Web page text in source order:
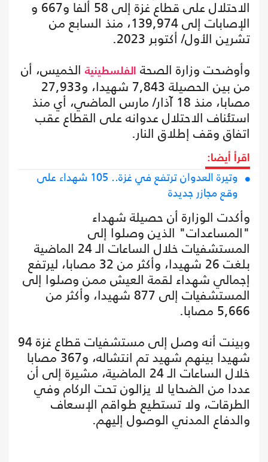
الاحتلال على قطاع غزة إلى 58 ألفا و667 و
الإصابات إلى 139,974، منذ السابع من
تشرين الأول/ أكتوبر 2023.
وأوضحت وزارة الصحة
الفلسطينية الخميس، أن
من بين الحصيلة 7,843 شهيدا، و27,933
مصابا، منذ 18 آذار/ مارس الماضي، أي منذ
استئناف الاحتلال عدوانه على القطاع عقب
اتفاق وقف إطلاق النار.
اقرأ أيضا:
وتيرة العدوان ترتفع في غزة.. 105 شهداء على
وقع مجازر جديدة
وأكدت الوزارة أن حصيلة شهداء
"المساعدات" الذين وصلوا إلى
المستشفيات خلال الساعات الـ 24 الماضية
بلغت 26 شهيدا، وأكثر من 32 مصابا، ليرتفع
إجمالي شهداء لقمة العيش ممن وصلوا إلى
المستشفيات إلى 877 شهيدا، وأكثر من
5,666 مصابا.
وبينت أنه وصل إلى مستشفيات قطاع غزة 94
شهيدا بينهم شهيد تم انتشاله، و367 مصابا
خلال الساعات الـ 24 الماضية، مشيرة إلى أن
عددا من الضحايا لا يزالون تحت الركام وفي
الطرقات، ولا تستطيع طواقم الإسعاف
والدفاع المدني الوصول إليهم.